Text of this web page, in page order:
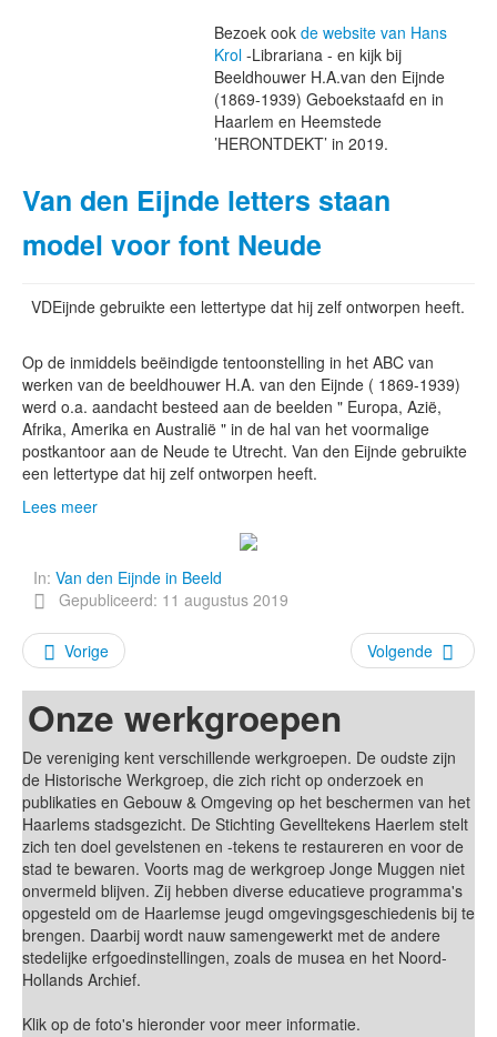
Bezoek ookde website van Hans
Krol -Librariana - en kijk bij
Beeldhouwer H.A.van den Eijnde
(1869-1939) Geboekstaafd en in
Haarlem en Heemstede
’HERONTDEKT’ in 2019.
Van den Eijnde letters staan
model voor font Neude
VDEijnde gebruikte een lettertype dat hij zelf ontworpen heeft.
Op de inmiddels beëindigde tentoonstelling in het ABC van
werken van de beeldhouwer H.A. van den Eijnde ( 1869-1939)
werd o.a. aandacht besteed aan de beelden " Europa, Azië,
Afrika, Amerika en Australië " in de hal van het voormalige
postkantoor aan de Neude te Utrecht. Van den Eijnde gebruikte
een lettertype dat hij zelf ontworpen heeft.
Lees meer
In: Van den Eijnde in Beeld
Gepubliceerd: 11 augustus 2019
Vorige Volgende
Onze werkgroepen
De vereniging kent verschillende werkgroepen. De oudste zijn
de Historische Werkgroep, die zich richt op onderzoek en
publikaties en Gebouw & Omgeving op het beschermen van het
Haarlems stadsgezicht. De Stichting Gevelltekens Haerlem stelt
zich ten doel gevelstenen en -tekens te restaureren en voor de
stad te bewaren. Voorts mag de werkgroep Jonge Muggen niet
onvermeld blijven. Zij hebben diverse educatieve programma's
opgesteld om de Haarlemse jeugd omgevingsgeschiedenis bij te
brengen. Daarbij wordt nauw samengewerkt met de andere
stedelijke erfgoedinstellingen, zoals de musea en het Noord-
Hollands Archief.
Klik op de foto's hieronder voor meer informatie.